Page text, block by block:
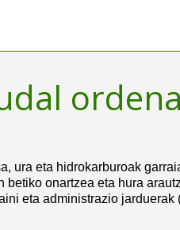
ura eta hidrokarburoak
betiko onartzea eta hura
eta administrazio